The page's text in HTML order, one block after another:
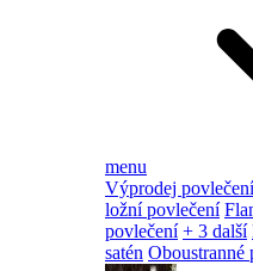
menu
Výprodej povlečení
ložní povlečení
povlečení + 3 další
satén Oboustranné